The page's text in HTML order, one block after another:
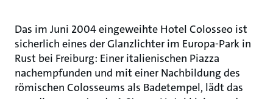
Das im Juni 2004 eingeweihte Hotel Colosseo ist
sicherlich eines der Glanzlichter im Europa-Park in
Rust bei Freiburg: Einer italienischen Piazza
nachempfunden und mit einer Nachbildung des
römischen Colosseums als Badetempel, lädt das